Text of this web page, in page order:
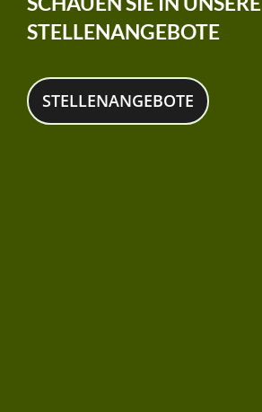
STELLENANGEBOTE
STELLENANGEBOTE